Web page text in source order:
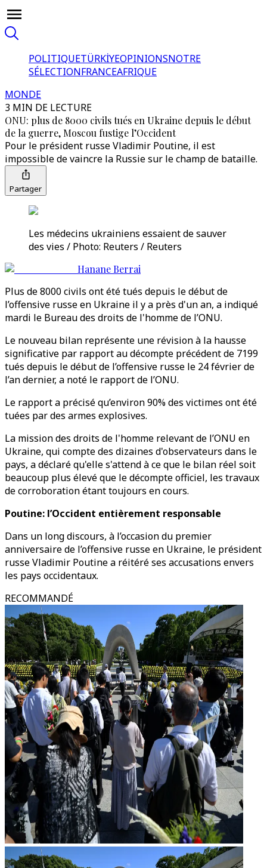
POLITIQUETÜRKİYEOPINIONSNOTRE
SÉLECTIONFRANCEAFRIQUE
MONDE
3 MIN DE LECTURE
ONU: plus de 8000 civils tués en Ukraine depuis le début
de la guerre, Moscou fustige l’Occident
Pour le président russe Vladimir Poutine, il est
impossible de vaincre la Russie sur le champ de bataille.
Partager
Les médecins ukrainiens essaient de sauver
des vies / Photo: Reuters / Reuters
Hanane Berrai
Plus de 8000 civils ont été tués depuis le début de
l’offensive russe en Ukraine il y a près d'un an, a indiqué
mardi le Bureau des droits de l'homme de l’ONU.
Le nouveau bilan représente une révision à la hausse
significative par rapport au décompte précédent de 7199
tués depuis le début de l’offensive russe le 24 février de
l’an dernier, a noté le rapport de l’ONU.
Le rapport a précisé qu’environ 90% des victimes ont été
tuées par des armes explosives.
La mission des droits de l'homme relevant de l’ONU en
Ukraine, qui compte des dizaines d'observateurs dans le
pays, a déclaré qu'elle s'attend à ce que le bilan réel soit
beaucoup plus élevé que le décompte officiel, les travaux
de corroboration étant toujours en cours.
Poutine: l’Occident entièrement responsable
Dans un long discours, à l’occasion du premier
anniversaire de l’offensive russe en Ukraine, le président
russe Vladimir Poutine a réitéré ses accusations envers
les pays occidentaux.
RECOMMANDÉ